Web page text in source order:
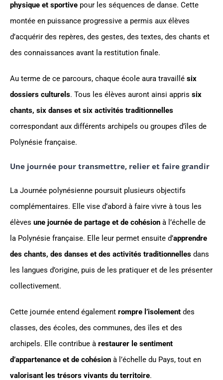
physique et sportive pour les séquences de danse. Cette
montée en puissance progressive a permis aux élèves
d’acquérir des repères, des gestes, des textes, des chants et
des connaissances avant la restitution finale.
Au terme de ce parcours, chaque école aura travaillé six
dossiers culturels. Tous les élèves auront ainsi appris six
chants, six danses et six activités traditionnelles
correspondant aux différents archipels ou groupes d’îles de
Polynésie française.
Une journée pour transmettre, relier et faire grandir
La Journée polynésienne poursuit plusieurs objectifs
complémentaires. Elle vise d’abord à faire vivre à tous les
élèves une journée de partage et de cohésion à l’échelle de
la Polynésie française. Elle leur permet ensuite d’apprendre
des chants, des danses et des activités traditionnelles dans
les langues d’origine, puis de les pratiquer et de les présenter
collectivement.
Cette journée entend également rompre l’isolement des
classes, des écoles, des communes, des îles et des
archipels. Elle contribue à restaurer le sentiment
d’appartenance et de cohésion à l’échelle du Pays, tout en
valorisant les trésors vivants du territoire.